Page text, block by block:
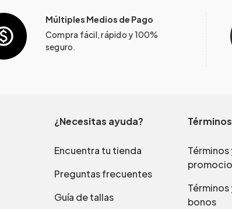
Múltiples Medios de Pago
Compra fácil, rápido y 100%
seguro.
¿Necesitas ayuda?
Encuentra tu tienda
Preguntas frecuentes
Guía de tallas
bonos